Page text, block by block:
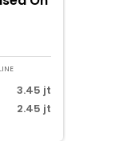
3.45 jt
2.45 jt